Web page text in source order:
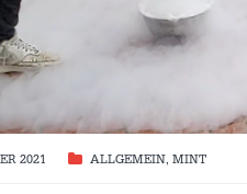
2021 ALLGEMEIN, MINT